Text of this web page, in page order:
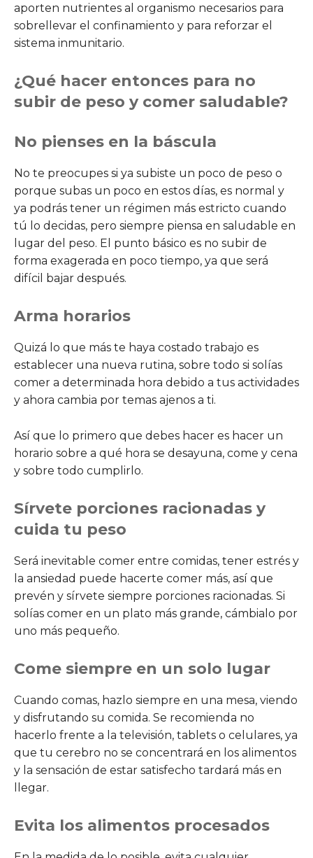
aporten nutrientes al organismo necesarios para
sobrellevar el confinamiento y para reforzar el
sistema inmunitario.
¿Qué hacer entonces para no
subir de peso y comer saludable?
No pienses en la báscula
No te preocupes si ya subiste un poco de peso o
porque subas un poco en estos días, es normal y
ya podrás tener un régimen más estricto cuando
tú lo decidas, pero siempre piensa en saludable en
lugar del peso. El punto básico es no subir de
forma exagerada en poco tiempo, ya que será
difícil bajar después.
Arma horarios
Quizá lo que más te haya costado trabajo es
establecer una nueva rutina, sobre todo si solías
comer a determinada hora debido a tus actividades
y ahora cambia por temas ajenos a ti.
Así que lo primero que debes hacer es hacer un
horario sobre a qué hora se desayuna, come y cena
y sobre todo cumplirlo.
Sírvete porciones racionadas y
cuida tu peso
Será inevitable comer entre comidas, tener estrés y
la ansiedad puede hacerte comer más, así que
prevén y sírvete siempre porciones racionadas. Si
solías comer en un plato más grande, cámbialo por
uno más pequeño.
Come siempre en un solo lugar
Cuando comas, hazlo siempre en una mesa, viendo
y disfrutando su comida. Se recomienda no
hacerlo frente a la televisión, tablets o celulares, ya
que tu cerebro no se concentrará en los alimentos
y la sensación de estar satisfecho tardará más en
llegar.
Evita los alimentos procesados